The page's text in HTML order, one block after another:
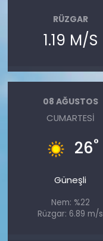
RÜZGAR
1.19 M/S
08 AĞUSTOS
CUMARTESI
26°
Güneşli
Nem: %22
Rüzgar: 6.89 m/s